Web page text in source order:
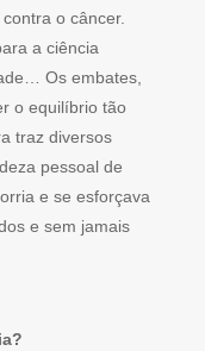
o câncer.
a ciência
Os embates,
o equilíbrio tão
traz diversos
pessoal de
e se esforçava
e sem jamais